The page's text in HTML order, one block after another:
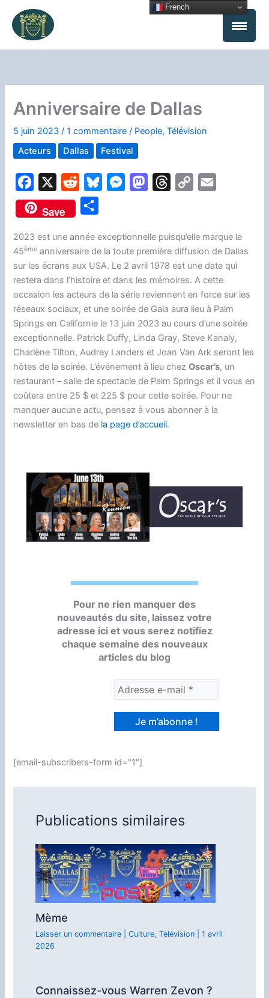
contenu
Anniversaire de Dallas
5 juin 2023/1 commentaire / People,Télévision
Acteurs
Dallas Festival
a
c
e
b
o
o
k
e
d
d
i
t
e
s
k
y
M
s
e
n
g
e
r
M
t
o
d
o
n
e
a
d
s
C
y
L
i
n
k
i
l
Save
r
t
a
g
e
r
2023 est une année exceptionnelle puisqu’elle marque le
45ème anniversaire de la toute première diffusion de Dallas
sur les écrans aux USA. Le 2 avril 1978 est une date qui
restera dans l’histoire et dans les mémoires. A cette
occasion les acteurs de la série reviennent en force sur les
réseaux sociaux, et une soirée de Gala aura lieu à Palm
Springs en Californie le 13 juin 2023 au cours d’une soirée
exceptionnelle. Patrick Duffy, Linda Gray, Steve Kanaly,
Charlène Tilton, Audrey Landers et Joan Van Ark seront les
hôtes de la soirée. L’événement à lieu chezOscar’s, un
restaurant – salle de spectacle de Palm Springs et il vous en
coûtera entre 25 $ et 225 $ pour cette soirée. Pour ne
manquer aucune actu, pensez à vous abonner à la
newsletter en bas de la page d’accueil.
Pour ne rien manquer des
nouveautés du site, laissez votre
adresse ici et vous serez notifiez
chaque semaine des nouveaux
articles du blog
[email-subscribers-form id="1"]
Publications similaires
Mème
Laisser un commentaire Culture, Télévision| 1 avril
2026
Connaissez-vous Warren Zevon ?
French